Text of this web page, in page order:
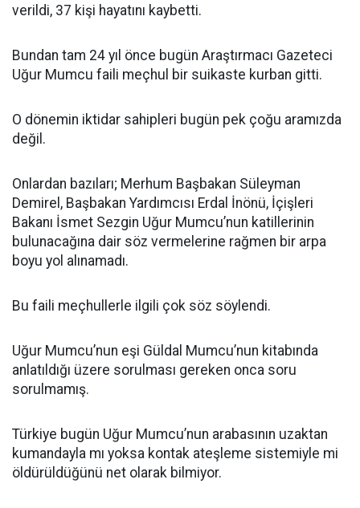
verildi, 37 kişi hayatını kaybetti.
Bundan tam 24 yıl önce bugün Araştırmacı Gazeteci
Uğur Mumcu faili meçhul bir suikaste kurban gitti.
O dönemin iktidar sahipleri bugün pek çoğu aramızda
değil.
Onlardan bazıları; Merhum Başbakan Süleyman
Demirel, Başbakan Yardımcısı Erdal İnönü, İçişleri
Bakanı İsmet Sezgin Uğur Mumcu’nun katillerinin
bulunacağına dair söz vermelerine rağmen bir arpa
boyu yol alınamadı.
Bu faili meçhullerle ilgili çok söz söylendi.
Uğur Mumcu’nun eşi Güldal Mumcu’nun kitabında
anlatıldığı üzere sorulması gereken onca soru
sorulmamış.
Türkiye bugün Uğur Mumcu’nun arabasının uzaktan
kumandayla mı yoksa kontak ateşleme sistemiyle mi
öldürüldüğünü net olarak bilmiyor.